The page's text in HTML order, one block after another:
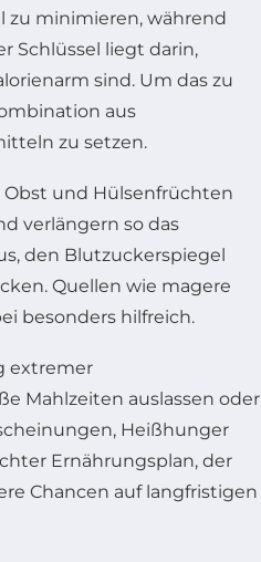
zu minimieren, während
Schlüssel liegt darin,
sind. Um das zu
aus
zu setzen.
Obst und Hülsenfrüchten
verlängern so das
den Blutzuckerspiegel
Quellen wie magere
besonders hilfreich.
extremer
Mahlzeiten auslassen oder
Heißhunger
Ernährungsplan, der
Chancen auf langfristigen